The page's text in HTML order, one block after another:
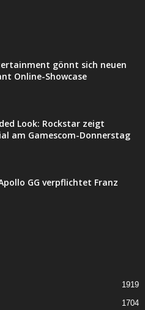
gönnt sich neuen
Online-Showcase
Look: Rockstar zeigt
am Gamescom-Donnerstag
GG verpflichtet Franz
1919
1704